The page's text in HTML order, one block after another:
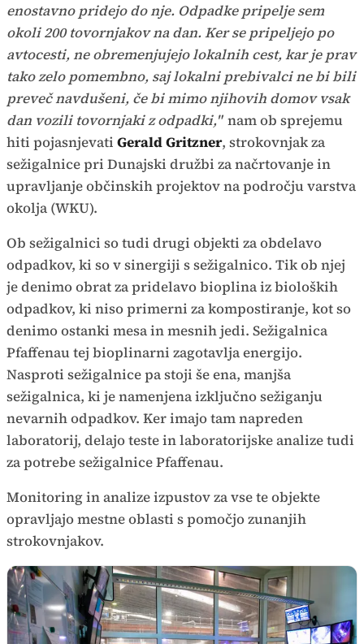
enostavno pridejo do nje. Odpadke pripelje sem
okoli 200 tovornjakov na dan. Ker se pripeljejo po
avtocesti, ne obremenjujejo lokalnih cest, kar je prav
tako zelo pomembno, saj lokalni prebivalci ne bi bili
preveč navdušeni, če bi mimo njihovih domov vsak
dan vozili tovornjaki z odpadki," nam ob sprejemu
hiti pojasnjevati Gerald Gritzner, strokovnjak za
sežigalnice pri Dunajski družbi za načrtovanje in
upravljanje občinskih projektov na področju varstva
okolja (WKU).
Ob sežigalnici so tudi drugi objekti za obdelavo
odpadkov, ki so v sinergiji s sežigalnico. Tik ob njej
je denimo obrat za pridelavo bioplina iz bioloških
odpadkov, ki niso primerni za kompostiranje, kot so
denimo ostanki mesa in mesnih jedi. Sežigalnica
Pfaffenau tej bioplinarni zagotavlja energijo.
Nasproti sežigalnice pa stoji še ena, manjša
sežigalnica, ki je namenjena izključno sežiganju
nevarnih odpadkov. Ker imajo tam napreden
laboratorij, delajo teste in laboratorijske analize tudi
za potrebe sežigalnice Pfaffenau.
Monitoring in analize izpustov za vse te objekte
opravljajo mestne oblasti s pomočjo zunanjih
strokovnjakov.